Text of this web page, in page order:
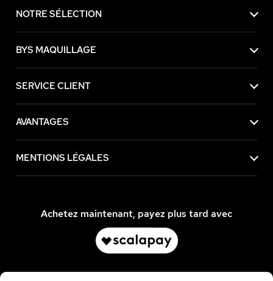
NOTRE SÉLECTION
BYS MAQUILLAGE
SERVICE CLIENT
AVANTAGES
MENTIONS LÉGALES
Achetez maintenant, payez plus tard avec